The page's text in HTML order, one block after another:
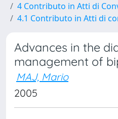
4 Contributo in Atti di
4.1 Contributo in Atti di
Advances in the
management of
MAJ, Mario
2005